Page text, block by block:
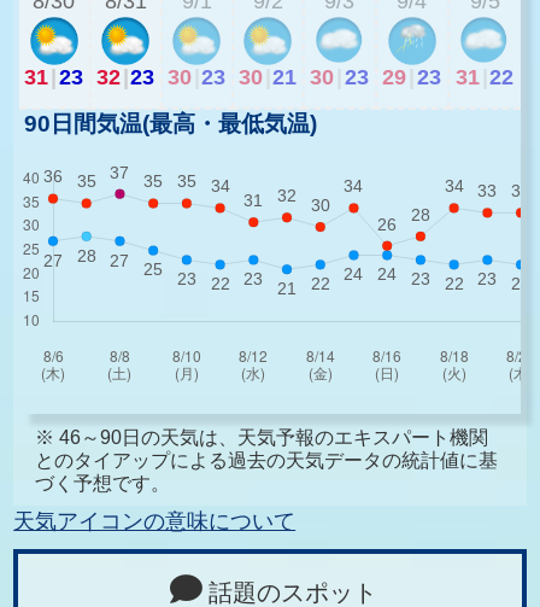
31|23 32|23 30 23 30 21 30 23 29 23 31 22
90日間気温(最高・最低気温)
※ 46～90日の天気は、天気予報のエキスパート機関
とのタイアップによる過去の天気データの統計値に基
づく予想です。
天気アイコンの意味について
話題のスポット